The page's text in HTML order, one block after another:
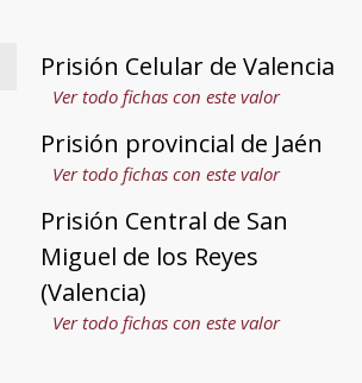
Prisión Celular de Valencia
Ver todo fichas con este valor
Prisión provincial de Jaén
Ver todo fichas con este valor
Prisión Central de San
Miguel de los Reyes
(Valencia)
Ver todo fichas con este valor